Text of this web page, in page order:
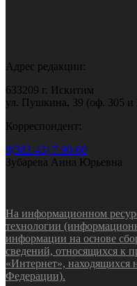
Адрес редакции:
633209 г. Искитим
ул. Пушкина, 39 (оф. 305 и
Корреспондент:
8(383-43) 7-90-60
Зубарева Анна Юрьевна
На информационном
технологии
информации на основе
сведений, относящихся к
«Интернет», находящихся
Федерации).